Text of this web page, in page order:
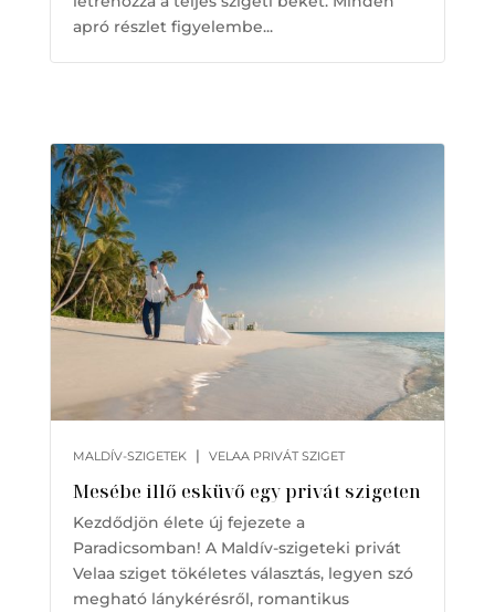
apró részlet figyelembe...
Mesébe illő esküvő egy privát szigeten
MALDÍV-SZIGETEK | VELAA PRIVÁT SZIGET
Kezdődjön élete új fejezete a
Paradicsomban! A Maldív-szigeteki privát
Velaa sziget tökéletes választás, legyen szó
megható lánykérésről, romantikus